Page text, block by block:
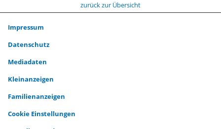
zurück zur Übersicht
Impressum
Datenschutz
Mediadaten
Kleinanzeigen
Familienanzeigen
Cookie Einstellungen